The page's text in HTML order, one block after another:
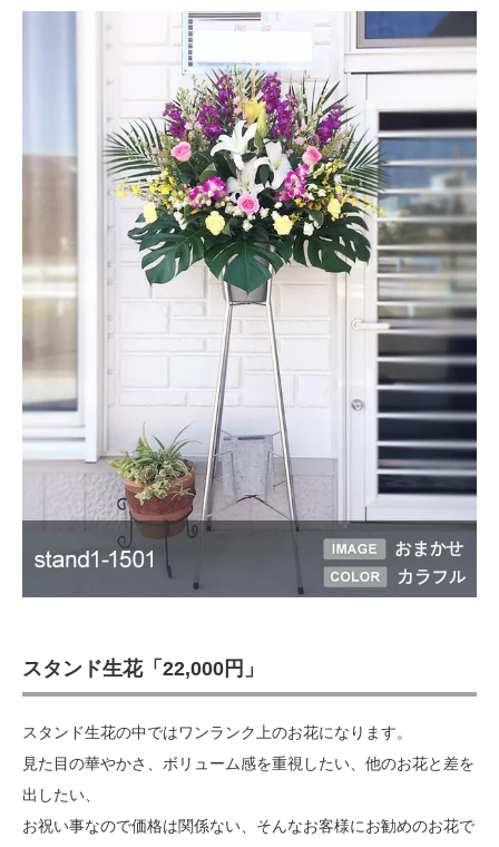
スタンド生花「22,000円」
スタンド生花の中ではワンランク上のお花になります。
見た目の華やかさ、ボリューム感を重視したい、他のお花と差を
出したい、
お祝い事なので価格は関係ない、そんなお客様にお勧めのお花で